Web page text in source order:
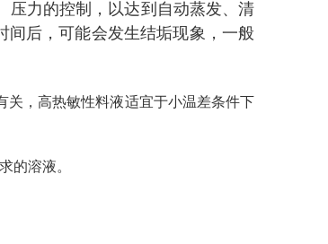
压力的控制，以达到自动蒸发、清
间后，可能会发生结垢现象，一般
关，高热敏性料液适宜于小温差条件下
的溶液。